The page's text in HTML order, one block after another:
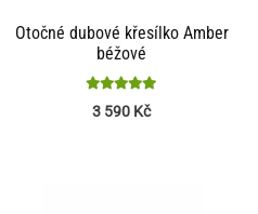
Otočné dubové křesílko Amber
béžové
Hodnocení
3 590 Kč